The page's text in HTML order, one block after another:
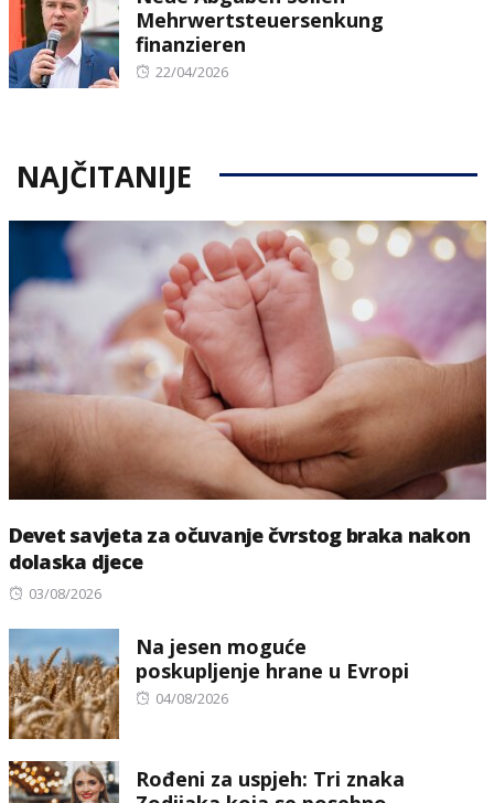
Mehrwertsteuersenkung
finanzieren
Posted
22/04/2026
NAJČITANIJE
Devet savjeta za očuvanje čvrstog braka nakon
dolaska djece
Posted
03/08/2026
Na jesen moguće
poskupljenje hrane u Evropi
Posted
04/08/2026
Rođeni za uspjeh: Tri znaka